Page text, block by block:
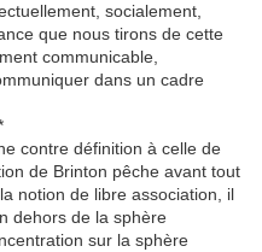
socialement,
que nous tirons de cette
communicable,
dans un cadre
contre définition à celle de
de Brinton pêche avant tout
notion de libre association, il
dehors de la sphère
sur la sphère